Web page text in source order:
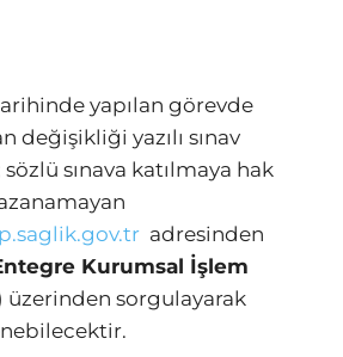
yapılan görevde
değişikliği yazılı sınav
sınava katılmaya hak
adresinden
Kurumsal İşlem
üzerinden sorgulayarak